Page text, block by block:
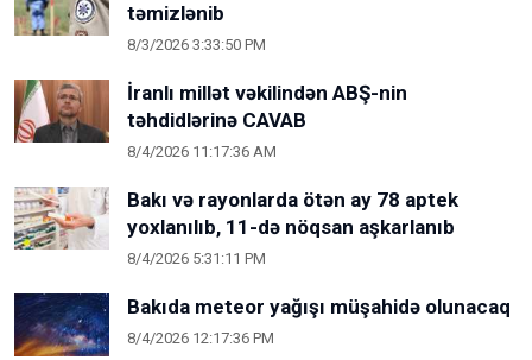
təmizlənib
8/3/2026 3:33:50 PM
İranlı millət vəkilindən ABŞ-nin
təhdidlərinə CAVAB
8/4/2026 11:17:36 AM
Bakı və rayonlarda ötən ay 78 aptek
yoxlanılıb, 11-də nöqsan aşkarlanıb
8/4/2026 5:31:11 PM
Bakıda meteor yağışı müşahidə olunacaq
8/4/2026 12:17:36 PM